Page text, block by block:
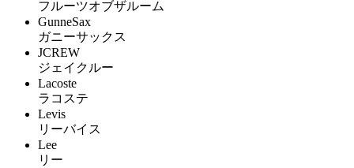
フルーツオブザルーム
GunneSax
ガニーサックス
JCREW
ジェイクルー
Lacoste
ラコステ
Levis
リーバイス
Lee
リー